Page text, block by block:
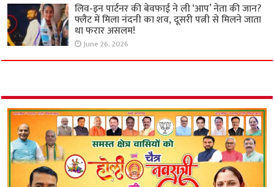
लिव-इन पार्टनर की बेवफाई ने ली ‘आप’ नेता की जान?
फ्लैट में मिला नंदनी का शव, दूसरी पत्नी से मिलने जाता
था फरार असलम!
June 26, 2026